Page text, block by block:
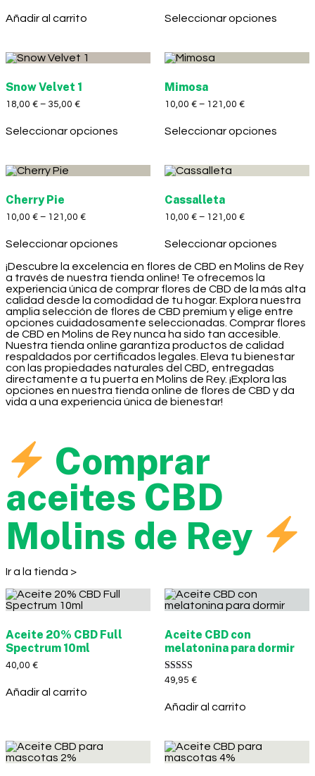
Añadir al carrito Seleccionar opciones
Snow Velvet 1
18,00 € – 35,00 €
Seleccionar opciones
Mimosa
10,00 € – 121,00 €
Seleccionar opciones
Cherry Pie
10,00 € – 121,00 €
Seleccionar opciones
Cassalleta
10,00 € – 121,00 €
Seleccionar opciones
¡Descubre la excelencia en flores de CBD en Molins de Rey
a través de nuestra tienda online! Te ofrecemos la
experiencia única de comprar flores de CBD de la más alta
calidad desde la comodidad de tu hogar. Explora nuestra
amplia selección de flores de CBD premium y elige entre
opciones cuidadosamente seleccionadas. Comprar flores
de CBD en Molins de Rey nunca ha sido tan accesible.
Nuestra tienda online garantiza productos de calidad
respaldados por certificados legales. Eleva tu bienestar
con las propiedades naturales del CBD, entregadas
directamente a tu puerta en Molins de Rey. ¡Explora las
opciones en nuestra tienda online de flores de CBD y da
vida a una experiencia única de bienestar!
Comprar
aceites CBD
Molins de Rey
Ir a la tienda >
Aceite 20% CBD Full
Spectrum 10ml
40,00 €
Añadir al carrito
Aceite CBD con
melatonina para dormir
Valorado con
49,95 €
Añadir al carrito